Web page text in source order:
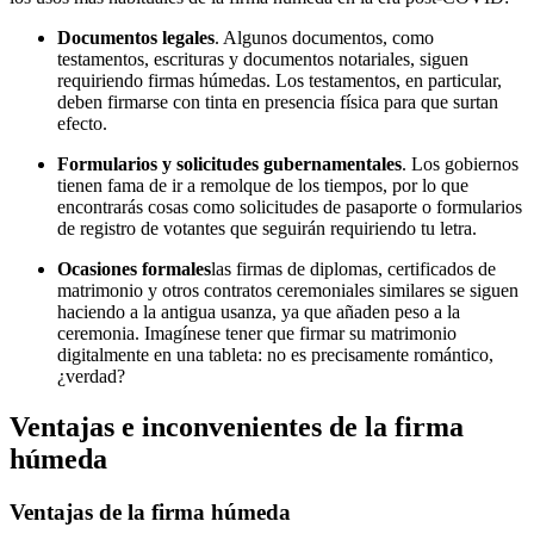
Documentos legales. Algunos documentos, como
testamentos, escrituras y documentos notariales, siguen
requiriendo firmas húmedas. Los testamentos, en particular,
deben firmarse con tinta en presencia física para que surtan
efecto.
Formularios y solicitudes gubernamentales. Los gobiernos
tienen fama de ir a remolque de los tiempos, por lo que
encontrarás cosas como solicitudes de pasaporte o formularios
de registro de votantes que seguirán requiriendo tu letra.
Ocasiones formaleslas firmas de diplomas, certificados de
matrimonio y otros contratos ceremoniales similares se siguen
haciendo a la antigua usanza, ya que añaden peso a la
ceremonia. Imagínese tener que firmar su matrimonio
digitalmente en una tableta: no es precisamente romántico,
¿verdad?
Ventajas e inconvenientes de la firma
húmeda
Ventajas de la firma húmeda